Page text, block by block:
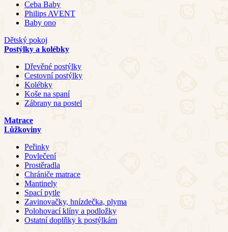
Ceba Baby
Philips AVENT
Baby ono
Dětský pokoj
Postýlky a kolébky
Dřevěné postýlky
Cestovní postýlky
Kolébky
Koše na spaní
Zábrany na postel
Matrace
Lůžkoviny
Peřinky
Povlečení
Prostěradla
Chrániče matrace
Mantinely
Spací pytle
Zavinovačky, hnízdečka, plyma
Polohovací klíny a podložky
Ostatní doplňky k postýlkám